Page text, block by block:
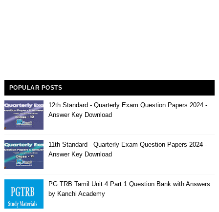
POPULAR POSTS
12th Standard - Quarterly Exam Question Papers 2024 -
Answer Key Download
11th Standard - Quarterly Exam Question Papers 2024 -
Answer Key Download
PG TRB Tamil Unit 4 Part 1 Question Bank with Answers
by Kanchi Academy